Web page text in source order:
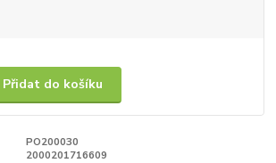
Přidat do košíku
PO200030
2000201716609